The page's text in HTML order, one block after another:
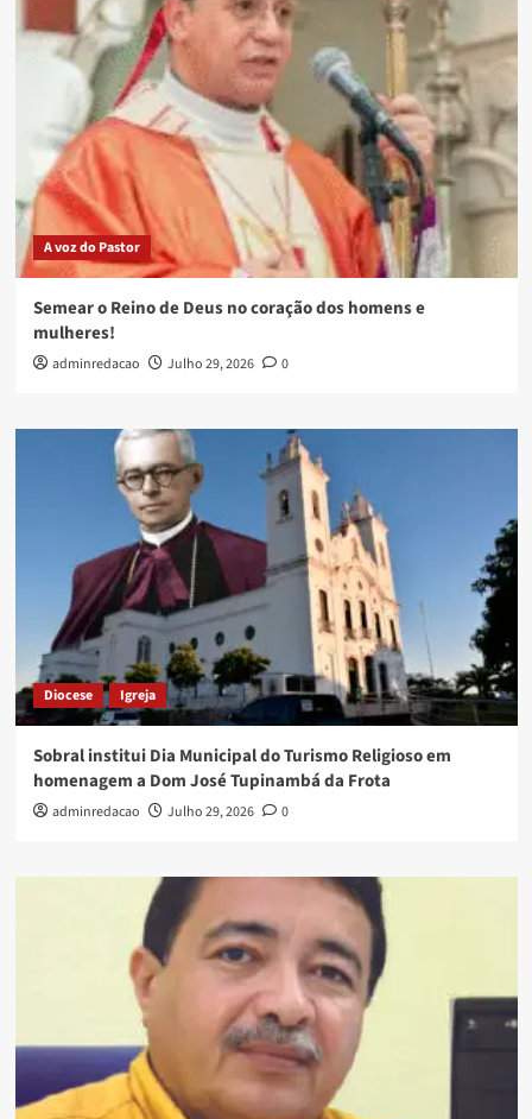
A voz do Pastor
Semear o Reino de Deus no coração dos homens e
mulheres!
adminredacao Julho 29, 2026 0
Diocese Igreja
Sobral institui Dia Municipal do Turismo Religioso em
homenagem a Dom José Tupinambá da Frota
adminredacao Julho 29, 2026 0